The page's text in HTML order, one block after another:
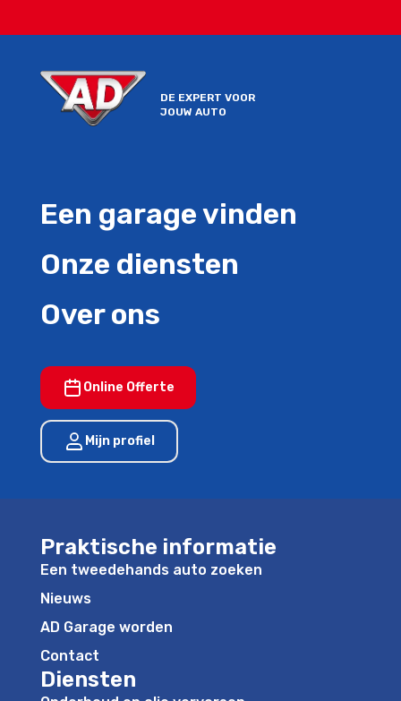
DE EXPERT VOOR
JOUW AUTO
Een garage vinden
Onze diensten
Over ons
Online Offerte
Mijn profiel
Praktische informatie
Een tweedehands auto zoeken
Nieuws
AD Garage worden
Contact
Diensten